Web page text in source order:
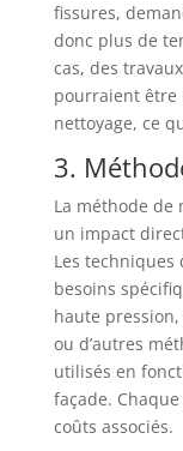
fissures,
donc plus de
cas, des
pourraient être
nettoyage, ce
3.
La méthode de
un impact
Les techniques
besoins
haute
ou d’autres
utilisés en
façade.
coûts associés.